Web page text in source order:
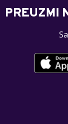
PREUZMI